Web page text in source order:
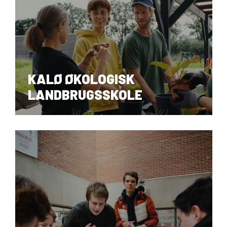
VID DETAIL
KALØ ØKOLOGISK
LANDBRUGSSKOLE